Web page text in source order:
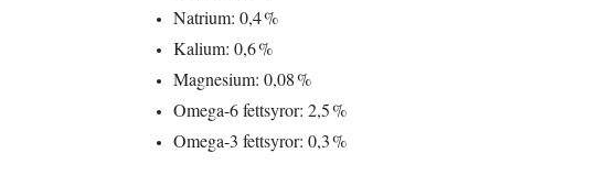
Natrium: 0,4 %
Kalium: 0,6 %
Magnesium: 0,08 %
Omega-6 fettsyror: 2,5 %
Omega-3 fettsyror: 0,3 %